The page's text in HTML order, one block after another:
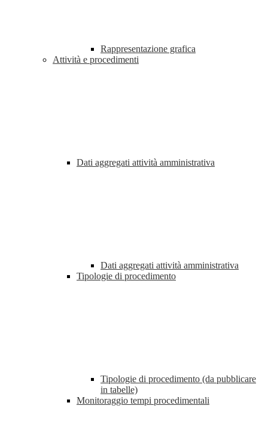
Rappresentazione grafica
Attività e procedimenti
Dati aggregati attività amministrativa
Dati aggregati attività amministrativa
Tipologie di procedimento
Tipologie di procedimento (da pubblicare
in tabelle)
Monitoraggio tempi procedimentali